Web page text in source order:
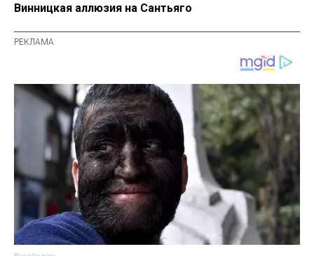
Винницкая аллюзия на Сантьяго